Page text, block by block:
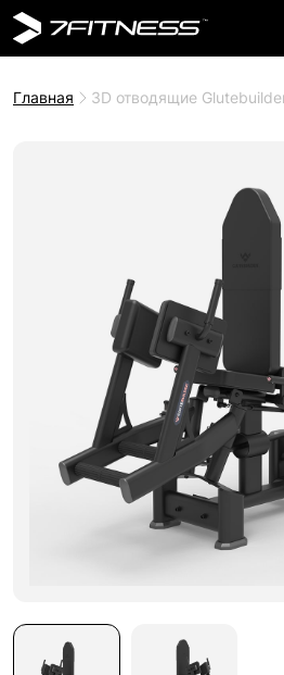
Главная 3D отводящие